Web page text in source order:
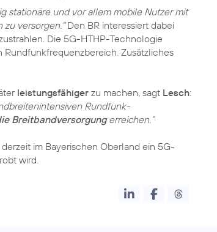
stationäre und vor allem mobile Nutzer mit
versorgen."Den BR interessiert dabei
Die 5G-HTHP-Technologie
Zusätzliches
leistungsfähiger zu machen, sagt Lesch:
Rundfunk-
Breitbandversorgungerreichen.“
im Bayerischen Oberland ein 5G-
wird.